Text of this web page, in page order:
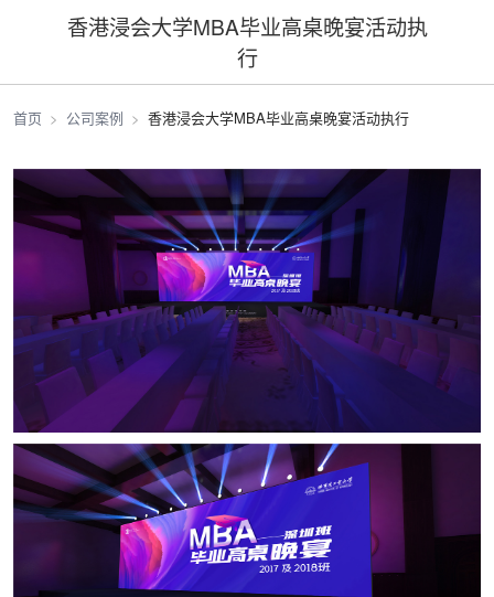
香港浸会大学MBA毕业高桌晚宴活动执
行
首页 公司案例 香港浸会大学MBA毕业高桌晚宴活动执行